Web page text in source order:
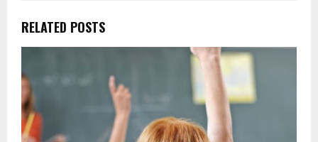
RELATED POSTS